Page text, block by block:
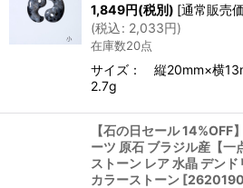
1,849円(税別) [通常販売
(税込: 2,033円)
在庫数20点
サイズ： 縦20mm×横
2.7g
【石の日セール 14%OFF
ーツ 原石 ブラジル産【一
ストーン レア 水晶 デン
カラーストーン [